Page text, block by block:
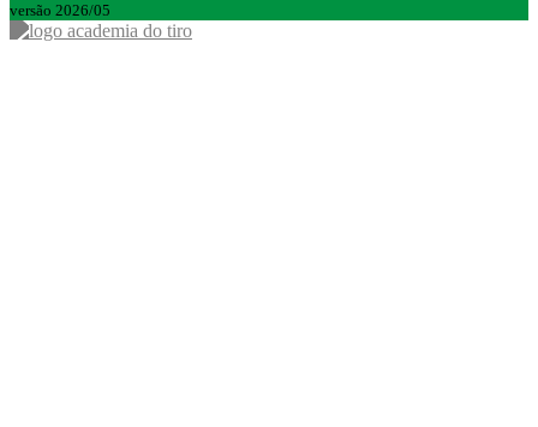
versão 2026/05